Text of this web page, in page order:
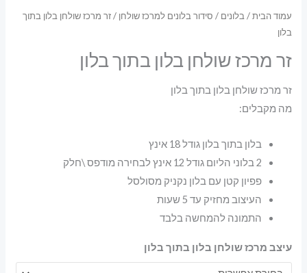
עמוד הבית/ בלונים / סידור בלונים למרכז שולחן / זר מרכז שולחן בלון בתוך
בלון
זר מרכז שולחן בלון בתוך בלון
זר מרכז שולחן בלון בתוך בלון
מה מקבלים:
בלון בתוך בלון גודל 18 אינץ
2 בלוני הליום גודל 12 אינץ לבחירה מודפס \חלק
פפיון קטן עם בלון נקניק מסולסל
העיצוב מחזיק עד 5 שעות
התמונה להמחשה בלבד
עיצב מרכז שולחן בלון בתוך בלון